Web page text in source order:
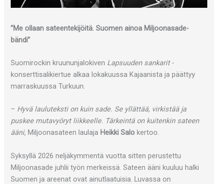
”Me ollaan sateentekijöitä. Suomen ainoa Miljoonasade-
bändi”
Suomirockin kruununjalokiven Lapsuuden sankarit-
konserttisalikiertue alkaa lokakuussa Kajaanista ja päättyy
marraskuussa Turkuun.
– Hyvä lauluteksti on kuin sade. Se yllättää, virkistää ja
puskee mutavyöryt liikkeelle. Tärkeintä on kuitenkin sateen
ääni, Miljoonasateen laulaja Heikki Salo kertoo.
Syksyllä 2026 neljäkymmentä vuotta sitten perustettu
Miljoonasade juhlii työn merkeissä. Sateen ääni kuuluu halki
Suomen ja areenat ovat ainutlaatuisia. Luvassa on